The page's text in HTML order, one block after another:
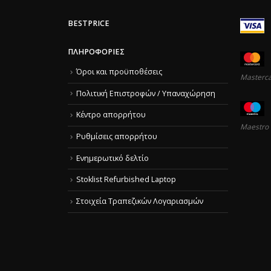
BESTPRICE
ΠΛΗΡΟΦΟΡΊΕΣ
Όροι και προϋποθέσεις
Πολιτική Επιστροφών / Υπαναχώρηση
Κέντρο απορρήτου
Ρυθμίσεις απορρήτου
Ενημερωτικό δελτίο
Stoklist Refurbished Laptop
Στοιχεία Τραπεζικών Λογαριασμών
Maestro